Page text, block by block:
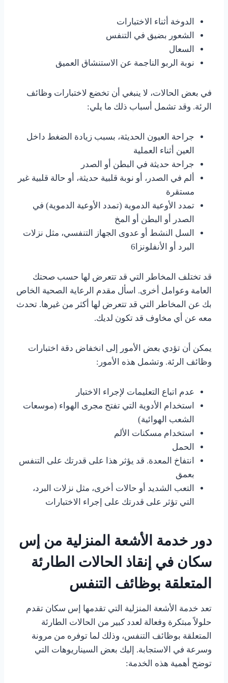
الدوخة أثناء الاختبارات
الشعور بضيق في التنفس
السعال
نوبة الربو الناجمة عن الاستنشاق العميق
في بعض الحالات، لا ينبغي أن تخضع لاختبارات وظائف
الرئة. وقد تشمل أسباب ذلك ما يلي:
جراحة العيون الحديثة، بسبب زيادة الضغط داخل
العين أثناء العملية
جراحة حديثة في البطن أو الصدر
ألم في الصدر، أو نوبة قلبية حديثة، أو حالة قلبية غير
مستقرة
تمدد الأوعية الدموية (تمدد الأوعية الدموية) في
الصدر أو البطن أو المخ
السل النشط أو عدوى الجهاز التنفسي، مثل نزلات
البرد أو الأنفلونزا6
قد تختلف المخاطر التي قد تتعرض لها حسب صحتك
العامة وعوامل أخرى. اسأل مقدم الرعاية الصحية الخاص
بك عن المخاطر التي قد تتعرض لها أكثر من غيرها. تحدث
معه عن أي مخاوف قد تكون لديك.
يمكن أن تؤدي بعض الأمور إلى انخفاض دقة اختبارات
وظائف الرئة. وتشمل هذه الأمور:
عدم اتباع التعليمات لإجراء الاختبار
استخدام الأدوية التي تفتح مجرى الهواء (موسعات
الشعب الهوائية)
استخدام مسكنات الألم
الحمل
انتفاخ المعدة. قد يؤثر هذا على قدرتك على التنفس
بعمق
التعب الشديد أو حالات أخرى، مثل نزلات البرد،
التي تؤثر على قدرتك على إجراء الاختبارات
دور خدمة الأشعة المنزلية من إس
سكان في إنقاذ الحالات الطارئة
المتعلقة بوظائف التنفس
تعد خدمة الأشعة المنزلية التي تقدمها إس سكان تقدم
حلولاً مبتكرة وفعالة لعدد كبير من الحالات الطارئة
المتعلقة بوظائف التنفس، وذلك لما توفره من مرونة
وسرعة في الاستجابة. إليك بعض السيناريوهات التي
توضح أهمية هذه الخدمة: